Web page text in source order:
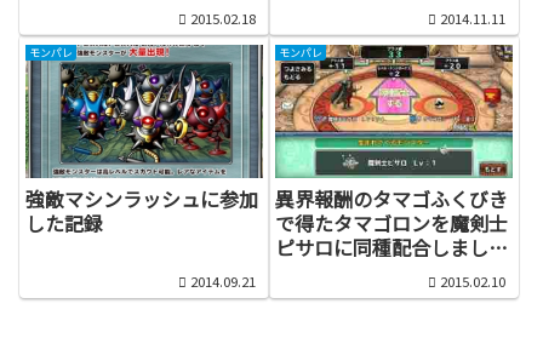
2015.02.18 2014.11.11
モンパレ
強敵マシンラッシュに参加
した記録
2014.09.21
モンパレ
異界報酬のタマゴふくびき
で得たタマゴロンを魔剣士
ピサロに同種配合しまし
2015.02.10